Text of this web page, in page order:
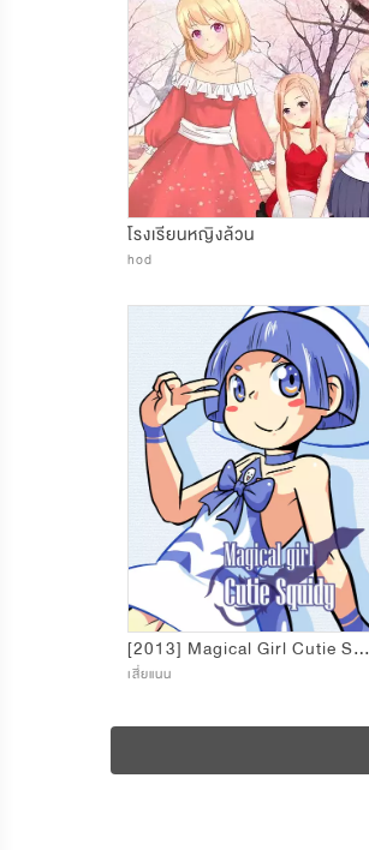
โรงเรียนหญิงล้วน
hod
[2013] Magical Girl Cutie Squidy
เสี่ยแนน